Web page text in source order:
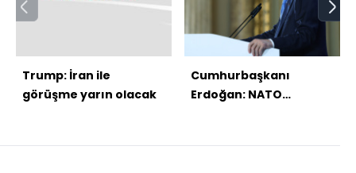
Trump: İran ile
görüşme yarın olacak
Cumhurbaşkanı
Erdoğan: NATO